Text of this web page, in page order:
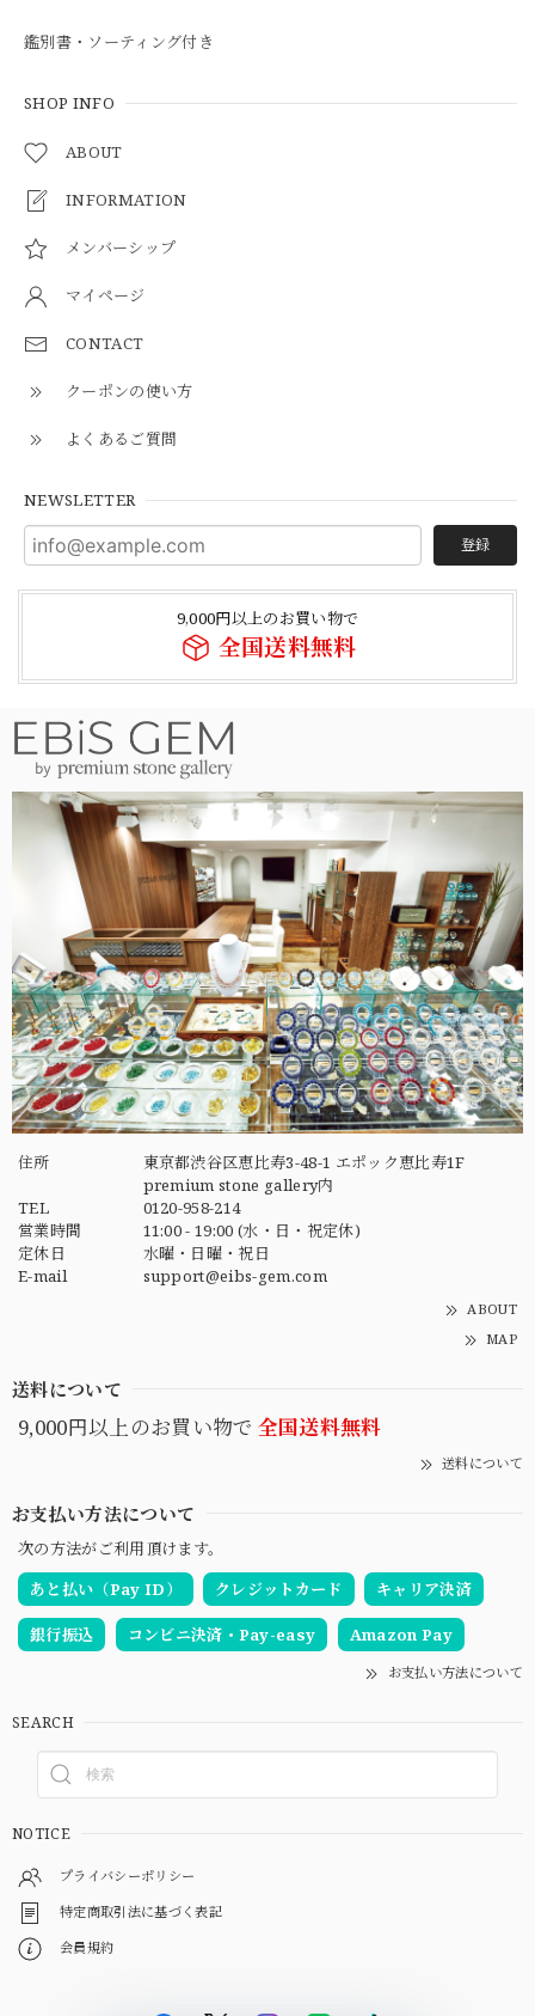
鑑別書・ソーティング付き
SHOP INFO
ABOUT
INFORMATION
メンバーシップ
マイページ
CONTACT
クーポンの使い方
よくあるご質問
NEWSLETTER
登録
9,000円以上のお買い物で
全国送料無料
住所
東京都渋谷区恵比寿3-48-1 エポック恵比寿1F
premium stone gallery内
TEL
0120-958-214
営業時間
11:00 - 19:00 (水・日・祝定休)
定休日
水曜・日曜・祝日
E-mail
support@eibs-gem.com
ABOUT
MAP
送料について
9,000円以上のお買い物で 全国送料無料
送料について
お支払い方法について
次の方法がご利用頂けます。
あと払い（Pay ID）
クレジットカード キャリア決済
銀行振込 コンビニ決済・Pay-easy Amazon Pay
お支払い方法について
SEARCH
NOTICE
プライバシーポリシー
特定商取引法に基づく表記
会員規約